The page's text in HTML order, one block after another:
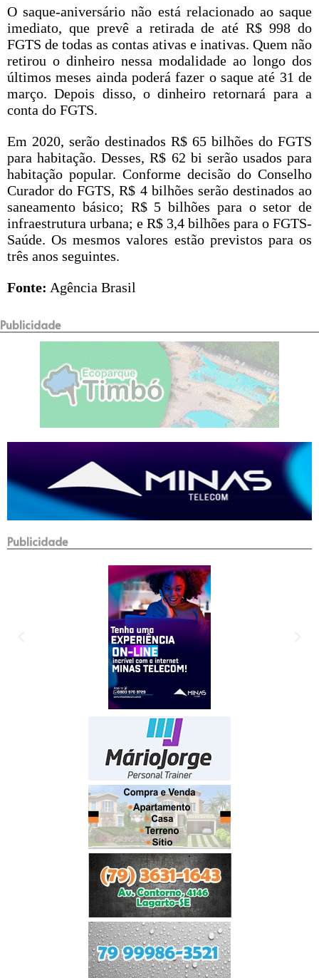
O saque-aniversário não está relacionado ao saque
imediato, que prevê a retirada de até R$ 998 do
FGTS de todas as contas ativas e inativas. Quem não
retirou o dinheiro nessa modalidade ao longo dos
últimos meses ainda poderá fazer o saque até 31 de
março. Depois disso, o dinheiro retornará para a
conta do FGTS.
Em 2020, serão destinados R$ 65 bilhões do FGTS
para habitação. Desses, R$ 62 bi serão usados para
habitação popular. Conforme decisão do Conselho
Curador do FGTS, R$ 4 bilhões serão destinados ao
saneamento básico; R$ 5 bilhões para o setor de
infraestrutura urbana; e R$ 3,4 bilhões para o FGTS-
Saúde. Os mesmos valores estão previstos para os
três anos seguintes.
Fonte: Agência Brasil
Publicidade
Publicidade